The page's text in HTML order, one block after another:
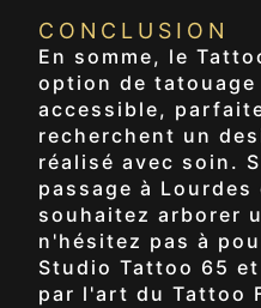
CONCLUSION
En somme, le
option de
accessible,
recherchent un
réalisé avec soin.
passage à Lourdes
souhaitez arborer
n'hésitez pas à
Studio Tattoo 65
par l'art du Tattoo